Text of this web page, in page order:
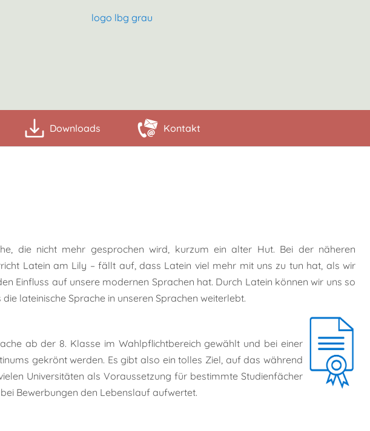
Downloads Kontakt
die nicht mehr gesprochen wird, kurzum ein alter Hut. Bei der näheren
Latein am Lily – fällt auf, dass Latein viel mehr mit uns zu tun hat, als wir
Einfluss auf unsere modernen Sprachen hat. Durch Latein können wir uns so
lateinische Sprache in unseren Sprachen weiterlebt.
ab der 8. Klasse im Wahlpflichtbereich gewählt und bei einer
gekrönt werden. Es gibt also ein tolles Ziel, auf das während
Universitäten als Voraussetzung für bestimmte Studienfächer
Bewerbungen den Lebenslauf aufwertet.